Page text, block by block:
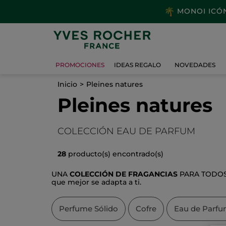
MONOI
PROMOCIONES IDEAS REGALO NOVEDADES
Inicio Pleines natures
Pleines natures
COLECCIÓN EAU DE PARFUM
28 producto(s) encontrado(s)
UNA COLECCIÓN DE FRAGANCIAS PARA
que mejor se adapta a ti.
Perfume Sólido Cofre Eau de